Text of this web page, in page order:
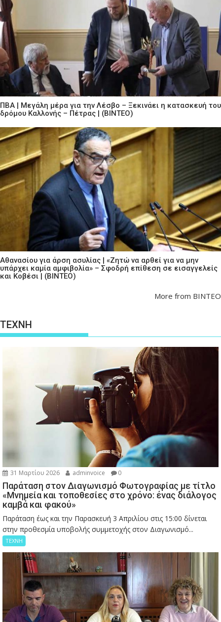
ΠΒΑ | Μεγάλη μέρα για την Λέσβο – Ξεκινάει η κατασκευή του
δρόμου Καλλονής – Πέτρας | (ΒΙΝΤΕΟ)
Αθανασίου για άρση ασυλίας | «Ζητώ να αρθεί για να μην
υπάρχει καμία αμφιβολία» – Σφοδρή επίθεση σε εισαγγελείς
και Κοβέσι | (ΒΙΝΤΕΟ)
More from ΒΙΝΤΕΟ
ΤΕΧΝΗ
31 Μαρτίου 2026 adminvoice 0
Παράταση στον Διαγωνισμό Φωτογραφίας με τίτλο
«Μνημεία και τοποθεσίες στο χρόνο: ένας διάλογος
καμβά και φακού»
Παράταση έως και την Παρασκευή 3 Απριλίου στις 15:00 δίνεται
στην προθεσμία υποβολής συμμετοχής στον Διαγωνισμό...
ΤΕΧΝΗ